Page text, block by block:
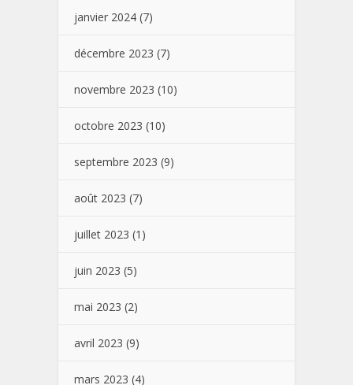
janvier 2024 (7)
décembre 2023 (7)
novembre 2023 (10)
octobre 2023 (10)
septembre 2023 (9)
août 2023 (7)
juillet 2023 (1)
juin 2023 (5)
mai 2023 (2)
avril 2023 (9)
mars 2023 (4)